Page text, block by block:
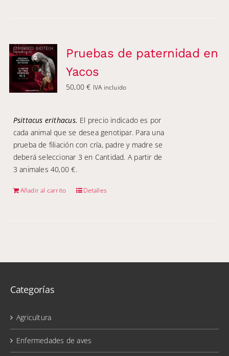
Pruebas de paternidad en
Yacos
50,00€ IVA incluido
Psittacus erithacus. El precio indicado es por
cada animal que se desea genotipar. Para una
prueba de filiación con cría, padre y madre se
deberá seleccionar 3 en Cantidad. A partir de
3 animales 40,00 €.
Añadir al carrito Detalles
Categorías
Agricultura
Enfermedades de aves